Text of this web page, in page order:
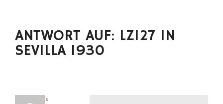
ANTWORT AUF: LZ127 IN
SEVILLA 1930
klaus